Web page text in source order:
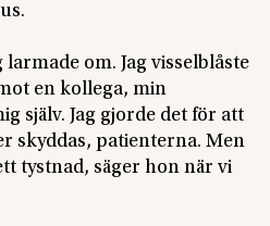
om. Jag visselblåste
en kollega, min
själv. Jag gjorde det för att
skyddas, patienterna. Men
tystnad, säger hon när vi